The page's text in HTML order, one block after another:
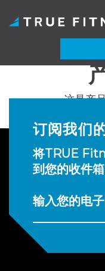
内
这是产
订阅我们
将TRUE
到您的收件箱
输入您的电